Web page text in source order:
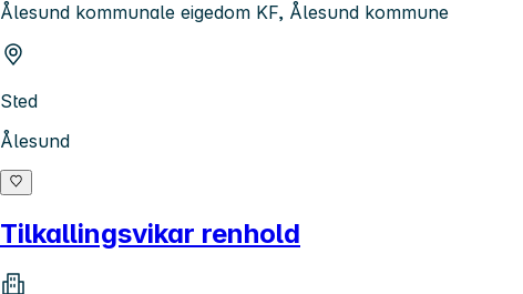
Ålesund kommunale eigedom KF, Ålesund kommune
Sted
Ålesund
Tilkallingsvikar renhold